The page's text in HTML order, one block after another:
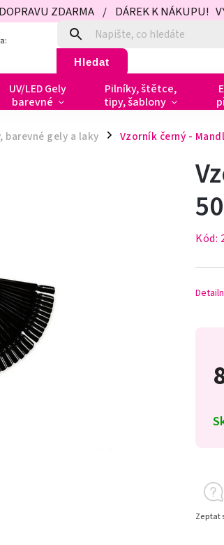
ZDARMA / DÁREK K NÁKUPU!
Hledat
UV/LED Gely
barevné
Pilníky, štětce,
tipy, šablony
barevné gely a laky / Vzorník černý -
Kód:
Zeptat